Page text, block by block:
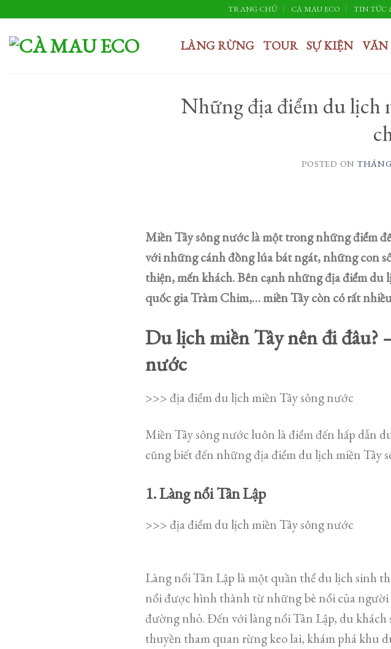
content
TRANG CHỦ CÀ MAU ECO TIN TỨC
LÀNG RỪNG TOUR SỰ KIỆN VĂN
Những địa điểm du lịch
POSTED ON
Miền Tây sông nước là một trong những điểm
với những cánh đồng lúa bát ngát, những con
thiện, mến khách. Bên cạnh những địa điểm
quốc gia Tràm Chim,… miền Tây còn có rất
Du lịch miền Tây nên đi đâu?
nước
>>> địa điểm du lịch miền Tây sông nước
Miền Tây sông nước luôn là điểm đến hấp dẫn
cũng biết đến những địa điểm du lịch miền Tây
1. Làng nổi Tân Lập
>>> địa điểm du lịch miền Tây sông nước
Làng nổi Tân Lập là một quần thể du lịch sinh
nổi được hình thành từ những bè nổi của
đường nhỏ. Đến với làng nổi Tân Lập, du
thuyền tham quan rừng keo lai, khám phá khu